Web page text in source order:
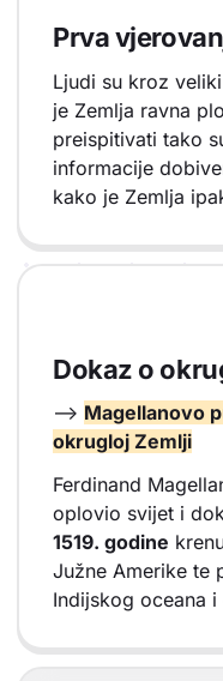
Prva
Ljudi su kroz
je Zemlja ravna
preispitivati tako
informacije
kako je Zemlja
Dokaz o
--> Magellanovo
okrugloj Zemlji
Ferdinand
oplovio svijet i
1519. godine
Južne Amerike te
Indijskog oceana